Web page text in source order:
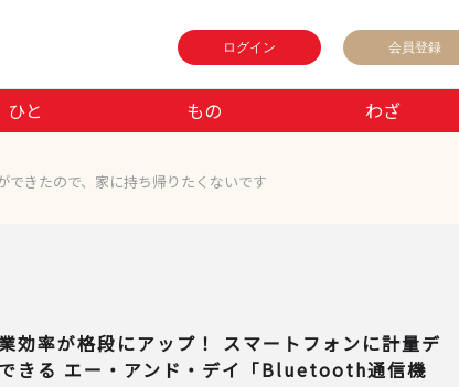
ログイン 会員登録
ひと もの わざ
できたので、家に持ち帰りたくないです
効率が格段にアップ！ スマートフォンに計量デ
きる エー・アンド・デイ「Bluetooth通信機